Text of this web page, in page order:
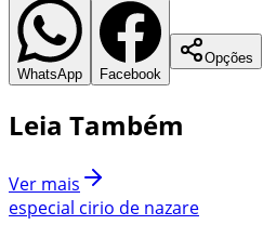
WhatsApp Facebook
Opções
Leia Também
Ver mais
especial cirio de nazare